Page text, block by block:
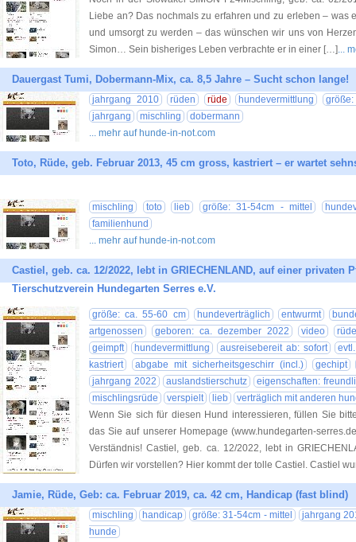
Liebe an? Das nochmals zu erfahren und zu erleben – was
und umsorgt zu werden – das wünschen wir uns von
Simon… Sein bisheriges Leben verbrachte er in einer […]...
Dauergast Tumi, Dobermann-Mix, ca. 8,5 Jahre – Sucht schon lange!
jahrgang 2010 rüden rüde hundevermittlung
jahrgang
mischling
dobermann
... mehr auf hunde-in-not.com
Toto, Rüde, geb. Februar 2013, 45 cm gross, kastriert – er wartet
mischling toto lieb größe: 31-54cm - mittel
familienhund
... mehr auf hunde-in-not.com
Castiel, geb. ca. 12/2022, lebt in GRIECHENLAND, auf einer privaten
Tierschutzverein Hundegarten Serres e.V.
größe: ca. 55-60 cm hundeverträglich entwurmt
artgenossen
geboren: ca. dezember 2022 video
geimpft
hundevermittlung ausreisebereit ab: sofort
kastriert
abgabe mit sicherheitsgeschirr (incl.)
gechipt
jahrgang 2022
auslandstierschutz
eigenschaften:
mischlingsrüde
verspielt lieb
verträglich mit anderen
Wenn Sie sich für diesen Hund interessieren, füllen Sie
das Sie auf unserer Homepage (www.hundegarten-
Verständnis! Castiel, geb. ca. 12/2022, lebt in
Dürfen wir vorstellen? Hier kommt der tolle Castiel. Castiel
Jamie, Rüde, Geb: ca. Februar 2019, ca. 42 cm, Handicap (fast blind)
mischling handicap größe: 31-54cm - mittel
jahrgang
hunde